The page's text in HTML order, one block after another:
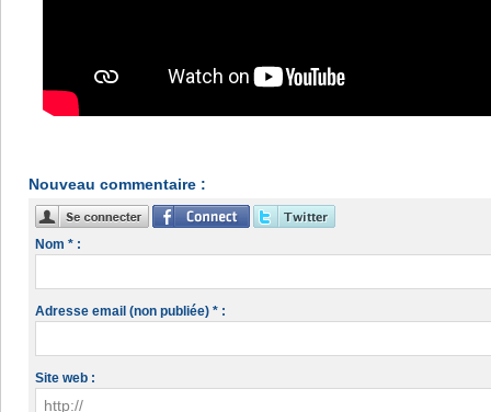
Nouveau commentaire :
Nom * :
Adresse email (non publiée) * :
Site web :